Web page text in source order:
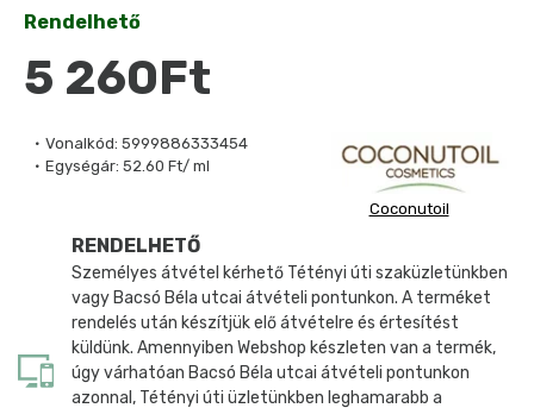
Vonalkód: 5999886333454
Egységár: 52.60 Ft/ ml
Coconutoil
Rendelhető
5 260Ft
RENDELHETŐ
Személyes átvétel kérhető Tétényi úti szaküzletünkben
vagy Bacsó Béla utcai átvételi pontunkon. A terméket
rendelés után készítjük elő átvételre és értesítést
küldünk. Amennyiben Webshop készleten van a termék,
úgy várhatóan Bacsó Béla utcai átvételi pontunkon
azonnal, Tétényi úti üzletünkben leghamarabb a